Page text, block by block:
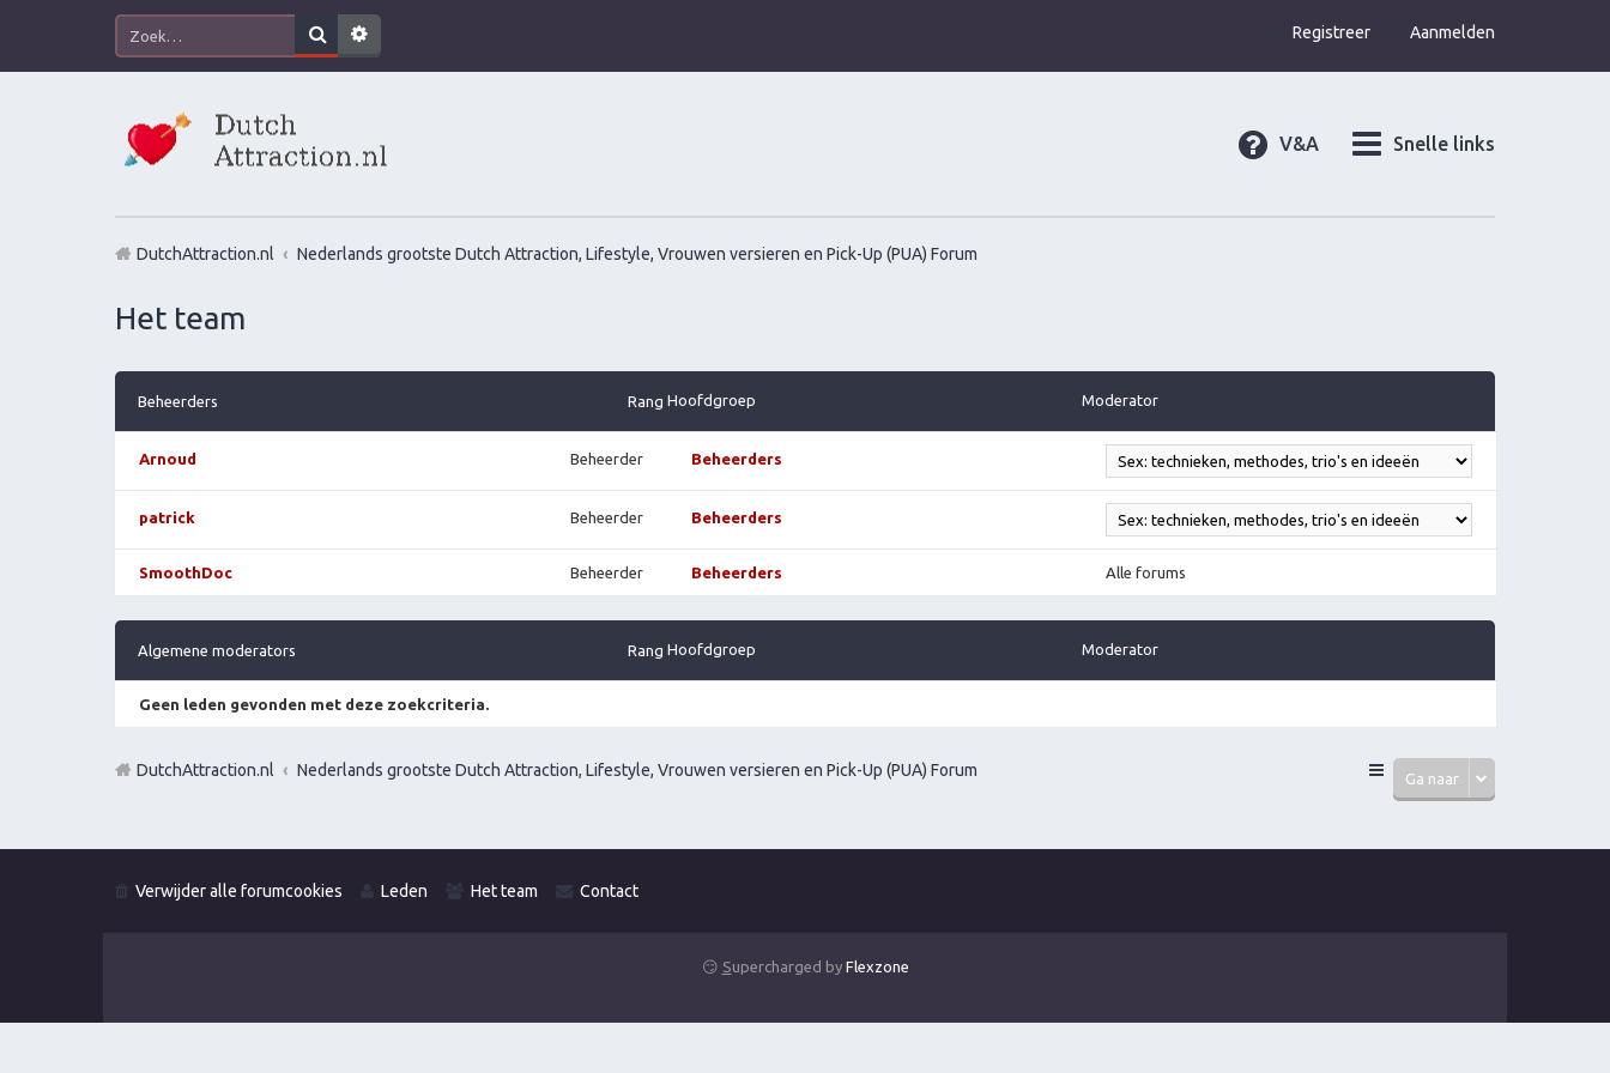
Aanmelden
Registreer
Snelle links
V&A
DutchAttraction.nl Nederlands grootste Dutch Attraction, Lifestyle, Vrouwen versieren en Pick-Up (PUA) Forum
Het team
Rang
Beheerders Hoofdgroep Moderator
Beheerder
Arnoud Beheerders
Beheerder
patrick Beheerders
Beheerder
SmoothDoc Beheerders Alle forums
Rang
Algemene moderators Hoofdgroep Moderator
Geen leden gevonden met deze zoekcriteria.
Ga naar
DutchAttraction.nl Nederlands grootste Dutch Attraction, Lifestyle, Vrouwen versieren en Pick-Up (PUA) Forum
Verwijder alle forumcookies Leden Het team Contact
😏 Supercharged by Flexzone